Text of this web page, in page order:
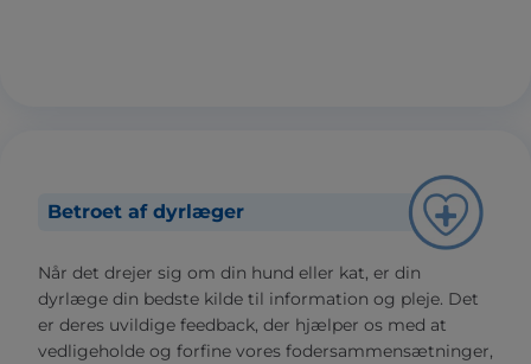
Betroet af dyrlæger
Når det drejer sig om din hund eller kat, er din
dyrlæge din bedste kilde til information og pleje. Det
er deres uvildige feedback, der hjælper os med at
vedligeholde og forfine vores fodersammensætninger,